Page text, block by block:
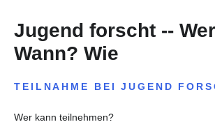
Jugend forscht --
Wann? Wie
TEILNAHME BEI JUGEND
Wer kann teilnehmen?